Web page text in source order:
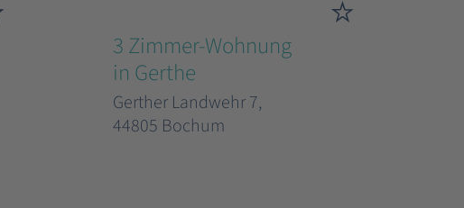
3 Zimmer-Wohnung
in Gerthe
Gerther Landwehr 7,
44805 Bochum